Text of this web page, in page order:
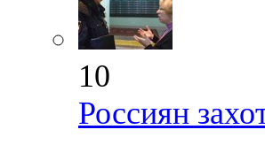
10
Россиян